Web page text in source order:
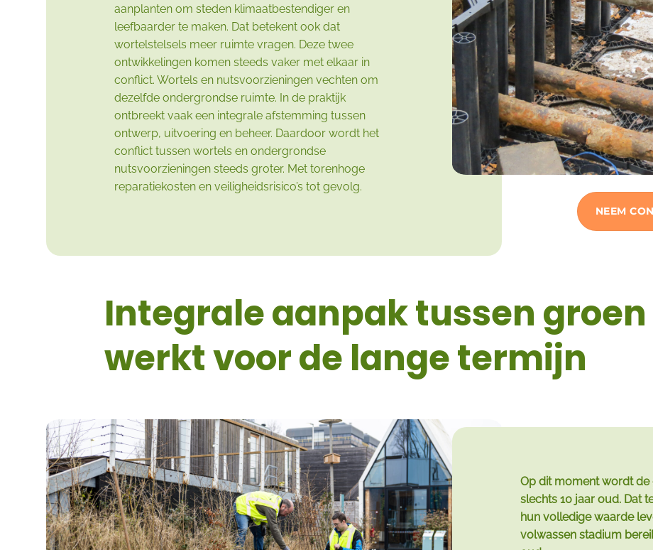
aanplanten om steden klimaatbestendiger en
leefbaarder te maken. Dat betekent ook dat
wortelstelsels meer ruimte vragen. Deze twee
ontwikkelingen komen steeds vaker met elkaar in
conflict. Wortels en nutsvoorzieningen vechten om
dezelfde ondergrondse ruimte. In de praktijk
ontbreekt vaak een integrale afstemming tussen
ontwerp, uitvoering en beheer. Daardoor wordt het
conflict tussen wortels en ondergrondse
nutsvoorzieningen steeds groter. Met torenhoge
reparatiekosten en veiligheidsrisico’s tot gevolg.
NEEM
Integrale aanpak tussen
werkt voor de lange termijn
Op dit moment wordt
slechts 10 jaar oud. Dat
hun volledige waarde
volwassen stadium